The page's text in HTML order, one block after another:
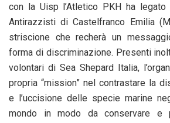
con la Uisp l’Atletico PKH ha legato
Antirazzisti di Castelfranco Emilia
striscione che recherà un
forma di discriminazione. Presenti
volontari di Sea Shepard Italia,
propria “mission” nel contrastare la
e l’uccisione delle specie marine
mondo in modo da conservare e